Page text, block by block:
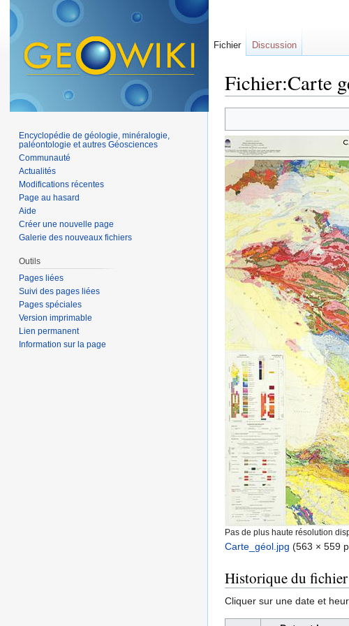
Fichier:Carte
Pas de plus haute résolution
Carte_géol.jpg (563 × 559
Historique du fichier
Cliquer sur une date et
Fichier Discussion
Encyclopédie de géologie, minéralogie,
paléontologie et autres Géosciences
Communauté
Actualités
Modifications récentes
Page au hasard
Aide
Créer une nouvelle page
Galerie des nouveaux fichiers
Outils
Pages liées
Suivi des pages liées
Pages spéciales
Version imprimable
Lien permanent
Information sur la page